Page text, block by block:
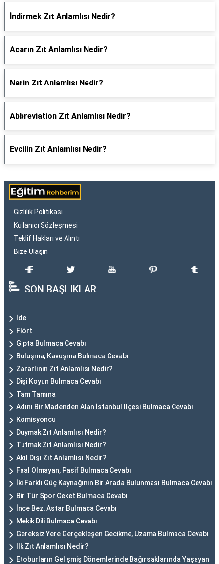
İndirmek Zıt Anlamlısı Nedir?
Acarın Zıt Anlamlısı Nedir?
Narin Zıt Anlamlısı Nedir?
Abbreviation Zıt Anlamlısı Nedir?
Evcilin Zıt Anlamlısı Nedir?
Gizlilik Politikası
Kullanıcı Sözleşmesi
Teklif Hakları ve Alıntı
Bize Ulaşın
SON BAŞLIKLAR
İde
Flört
Gıpta Bulmaca Cevabı
Buluşma, Kavuşma Bulmaca Cevabı
Zararlının Zıt Anlamlısı Nedir?
Dişi Koyun Bulmaca Cevabı
Tam Tamına
Adını Bir Madenden Alan İstanbul Ilçesi Bulmaca Cevabı
Komisyoncu
Duymak Zıt Anlamlısı Nedir?
Tutmak Zıt Anlamlısı Nedir?
Akıl Dışı Zıt Anlamlısı Nedir?
Faal Olmayan, Pasif Bulmaca Cevabı
İki Farklı Güç Kaynağının Bir Arada Bulunması Bulmaca Cevabı
Bir Tür Spor Ceket Bulmaca Cevabı
İnce Bez, Astar Bulmaca Cevabı
Mekik Dili Bulmaca Cevabı
Gereksiz Yere Gerçekleşen Gecikme, Uzama Bulmaca Cevabı
İlk Zıt Anlamlısı Nedir?
Etoburların Gelişmiş Dönemlerinde Bağırsaklarında Yaşayan